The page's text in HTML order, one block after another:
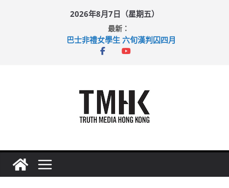
2026年8月7日（星期五）
最新：
巴士非禮女學生 六旬漢判囚四月
涉造假公屋富戶申報表 倉管員准保釋候訊